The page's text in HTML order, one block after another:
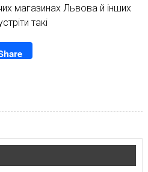
магазинах Львова й інших
такі